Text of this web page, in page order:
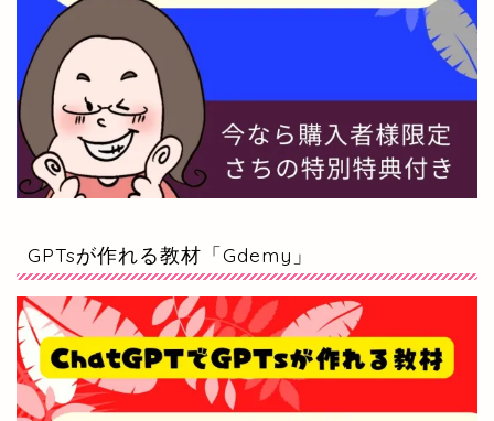
GPTsが作れる教材「Gdemy」